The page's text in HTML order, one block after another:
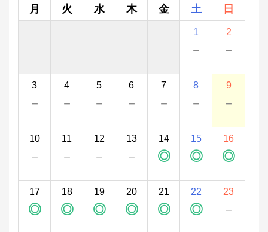
月 火 水 木 金 土 日
1
－
2
－
3
－
4
－
5
－
6
－
7
－
8
－
9
－
10
－
11
－
12
－
13
－
14
◎
15
◎
16
◎
17
◎
18
◎
19
◎
20
◎
21
◎
22
◎
23
－